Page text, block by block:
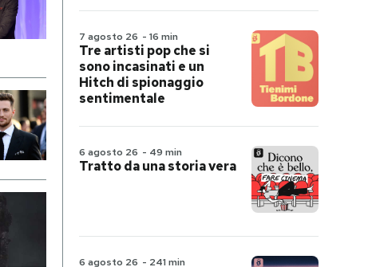
7 agosto 26 - 16 min
Tre artisti pop che si
sono incasinati e un
Hitch di spionaggio
sentimentale
6 agosto 26 - 49 min
Tratto da una storia vera
6 agosto 26 - 241 min